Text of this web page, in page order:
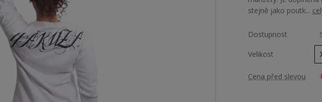
stejně jako poutk...
Dostupnost
Velikost
Cena před slevou